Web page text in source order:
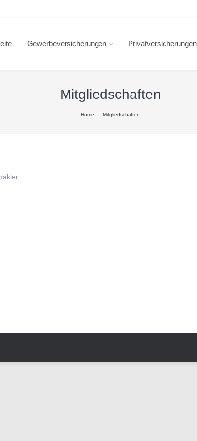
Gewerbeversicherungen Privatversicherungen
Mitgliedschaften
Home Mitgliedschaften